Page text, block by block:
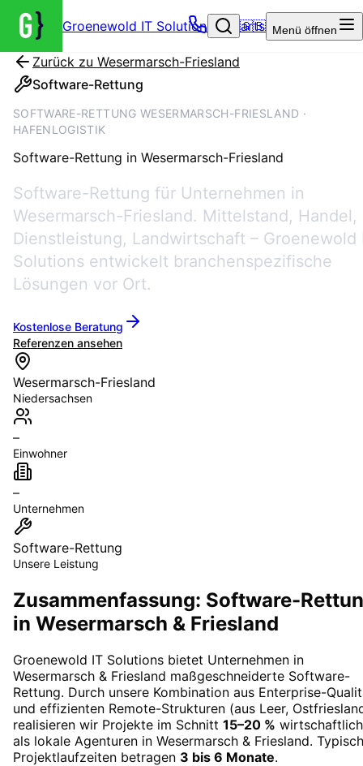
Groenewold IT Solutions – Startseite
🇬🇧 Menü öffnen
Zurück zu Wesermarsch-Friesland
Software-Rettung
SOFTWARE-RETTUNG WESERMARSCH-FRIESLAND ·
HAFENLOGISTIK
Software-Rettung in Wesermarsch-Friesland
Software-Rettung für Unternehmen in
Wesermarsch-Friesland. Mittelstand, Handel,
Dienstleistung, Landwirtschaft – Groenewold
Solutions entwickelt branchenspezifische
Lösungen vor Ort.
Kostenlose Beratung
Referenzen ansehen
Wesermarsch-Friesland
Niedersachsen
–
Einwohner
–
Unternehmen
Software-Rettung
Unsere Leistung
Zusammenfassung: Software-
in Wesermarsch & Friesland
Groenewold IT Solutions bietet Unternehmen in
Wesermarsch & Friesland maßgeschneiderte Software-
Rettung. Durch unsere Kombination aus Enterprise-
und effizienten Remote-Strukturen (aus Leer,
realisieren wir Projekte im Schnitt 15–20 %
als lokale Agenturen in Wesermarsch & Friesland.
Projektlaufzeiten betragen 3 bis 6 Monate.